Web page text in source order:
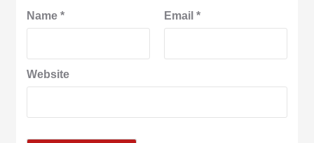
Name* Email *
Website